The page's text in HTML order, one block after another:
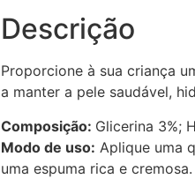
Descrição
Proporcione à sua criança
a manter a pele saudável,
Composição: Glicerina 3%;
Modo de uso: Aplique uma
uma espuma rica e